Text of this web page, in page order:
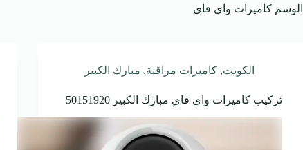
الوسم كاميرات واي فاي
الكويت, كاميرات مراقبة, مبارك الكبير
تركيب كاميرات واي فاي مبارك الكبير 50151920